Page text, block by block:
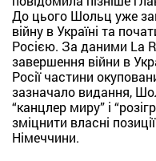
До цього Шольц уже
війну в Україні та
Росією. За даними La
завершення війни в
Росії частини
зазначало видання,
“канцлер миру” і
зміцнити власні
Німеччини.